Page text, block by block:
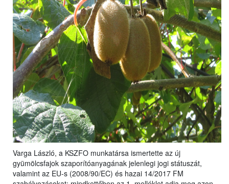
Varga László, a KSZFO munkatársa ismertette az új
gyümölcsfajok szaporítóanyagának jelenlegi jogi státuszát,
valamint az EU-s (2008/90/EC) és hazai 14/2017 FM